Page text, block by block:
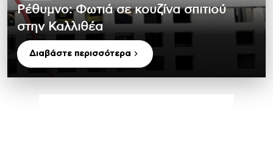
Ρέθυμνο: Φωτιά σε κουζίνα σπιτιού
στην Καλλιθέα
Διαβάστε περισσότερα